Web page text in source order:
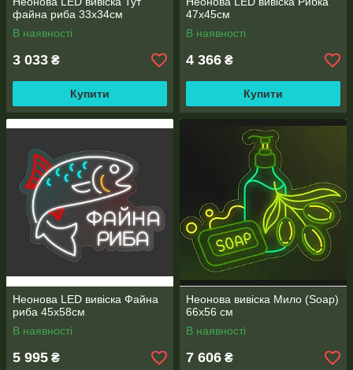
файна риба 33х34см
В наявності
3 033 ₴
Купити
47х45см
В наявності
4 366 ₴
Купити
Неонова LED вивіска Файна
риба 45х58см
В наявності
5 995 ₴
Неонова вивіска Мило (Soap)
66х56 см
В наявності
7 606 ₴